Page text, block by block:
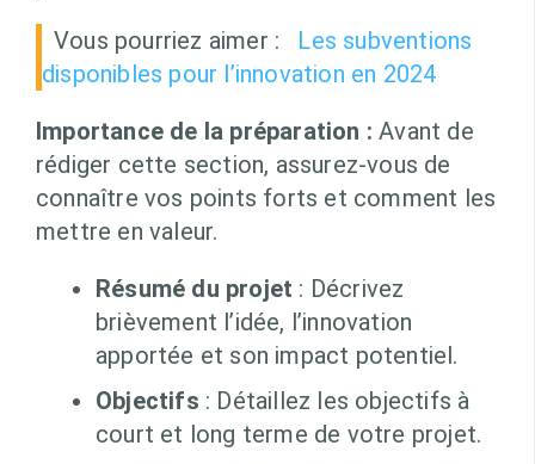
Vous pourriez aimer :
Les subventions
disponibles pour l’innovation en 2024
Importance de la préparation : Avant de
rédiger cette section, assurez-vous de
connaître vos points forts et comment les
mettre en valeur.
Résumé du projet : Décrivez
brièvement l’idée, l’innovation
apportée et son impact potentiel.
Objectifs : Détaillez les objectifs à
court et long terme de votre projet.